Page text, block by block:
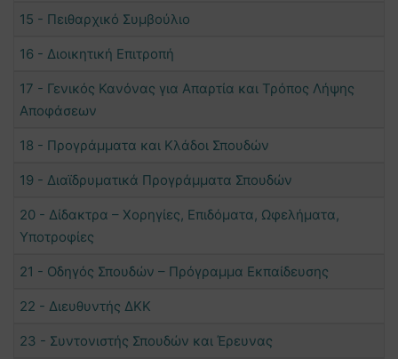
15 - Πειθαρχικό Συμβούλιο
16 - Διοικητική Επιτροπή
17 - Γενικός Κανόνας για Απαρτία και Τρόπος Λήψης
Αποφάσεων
18 - Προγράμματα και Κλάδοι Σπουδών
19 - Διαϊδρυματικά Προγράμματα Σπουδών
20 - Δίδακτρα – Χορηγίες, Επιδόματα, Ωφελήματα,
Υποτροφίες
21 - Οδηγός Σπουδών – Πρόγραμμα Εκπαίδευσης
22 - Διευθυντής ΔΚΚ
23 - Συντονιστής Σπουδών και Έρευνας